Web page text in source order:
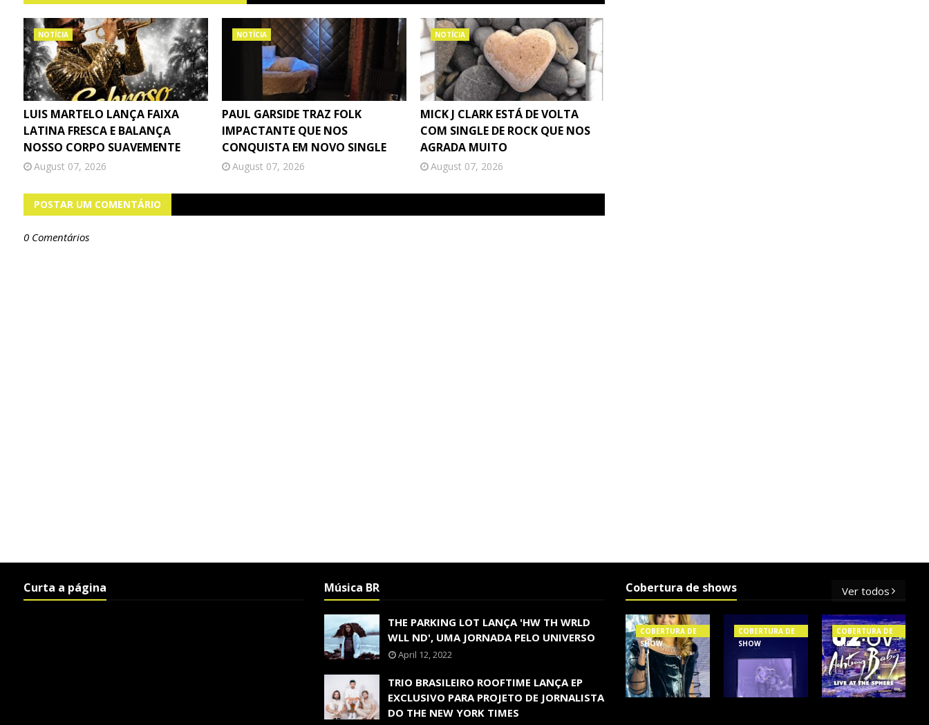
NOTÍCIA
LUIS MARTELO LANÇA FAIXA
LATINA FRESCA E BALANÇA
NOSSO CORPO SUAVEMENTE
August 07, 2026
NOTÍCIA
PAUL GARSIDE TRAZ FOLK
IMPACTANTE QUE NOS
CONQUISTA EM NOVO SINGLE
August 07, 2026
NOTÍCIA
MICK J CLARK ESTÁ DE VOLTA
COM SINGLE DE ROCK QUE NOS
AGRADA MUITO
August 07, 2026
POSTAR UM COMENTÁRIO
0 Comentários
Curta a página Música BR
THE PARKING LOT LANÇA 'HW TH WRLD
WLL ND', UMA JORNADA PELO UNIVERSO
April 12, 2022
TRIO BRASILEIRO ROOFTIME LANÇA EP
EXCLUSIVO PARA PROJETO DE JORNALISTA
DO THE NEW YORK TIMES
Cobertura de shows Ver todos
COBERTURA DE
SHOW
COBERTURA DE
SHOW
COBERTURA DE
SHOW